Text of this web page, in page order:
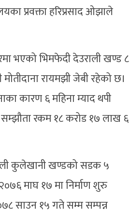
प्रवक्ता हरिप्रसाद ओझाले
भएको भिमफेदी देउराली खण्ड ८
रायमझी जेबी रहेको छ।
कारण ६ महिना म्याद थपी
रकम १८ करोड १७ लाख ६
कुलेखानी खण्डको सडक ५
माघ १७ मा निर्माण शुरु
साउन १५ गते सम्म सम्पन्न